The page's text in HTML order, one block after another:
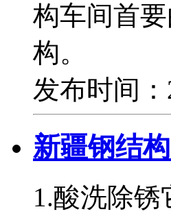
构车间首
构。
发布时间
新疆钢结
1.酸洗除